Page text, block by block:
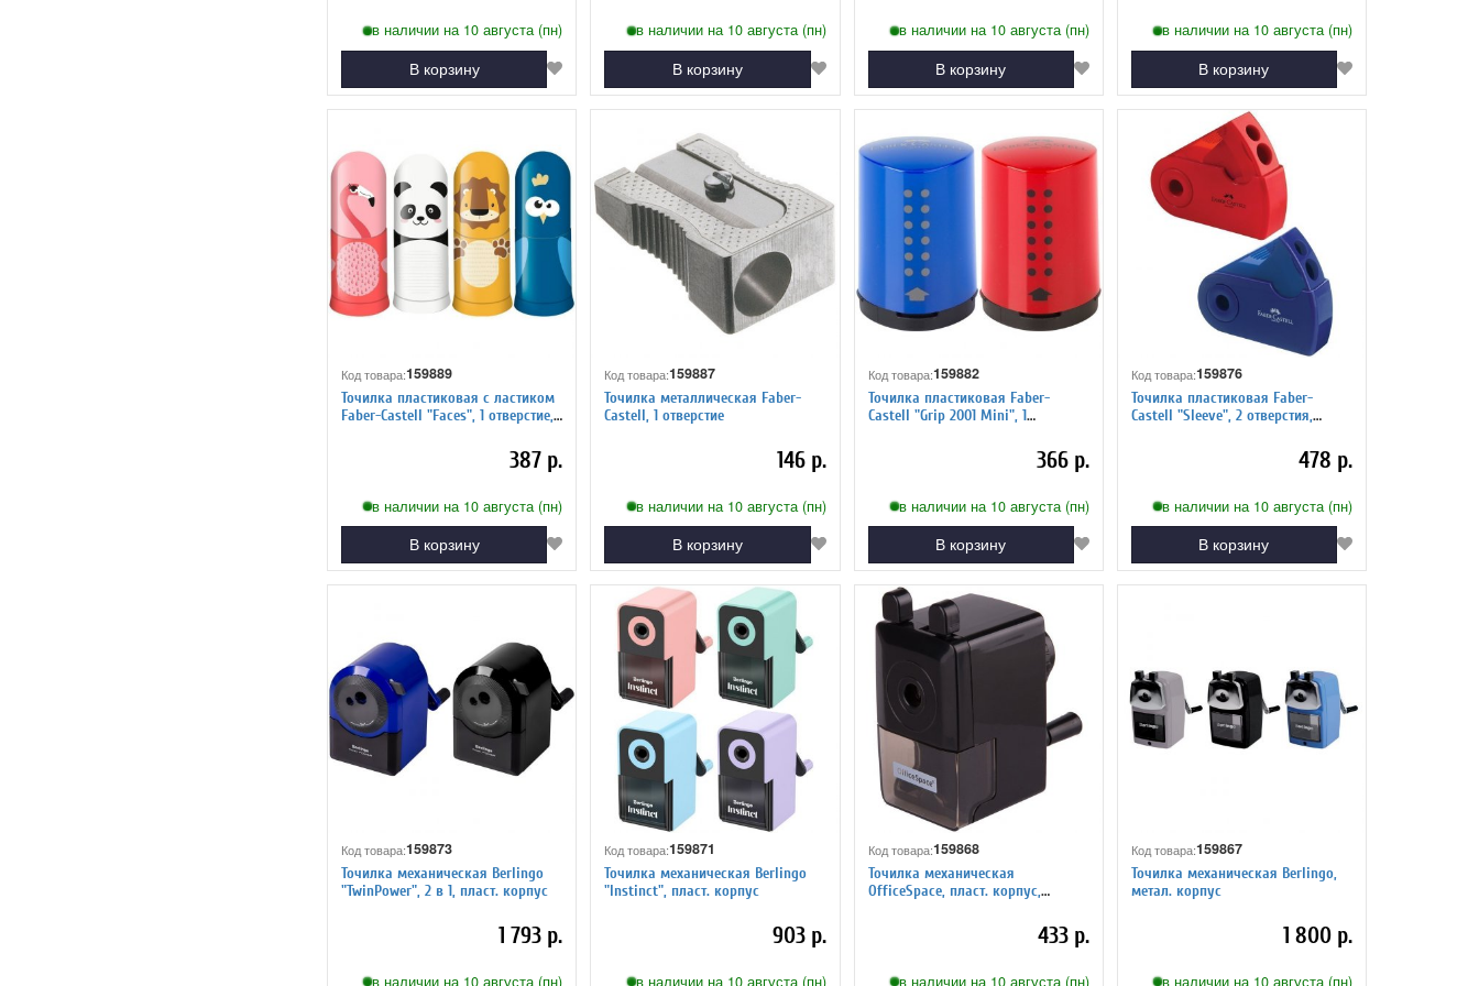
в наличии на 10 августа (пн)
В корзину
в наличии на 10 августа (пн)
В корзину
в наличии на 10 августа (пн)
В корзину
в наличии на 10 августа (пн)
В корзину
Код товара:159889
Точилка пластиковая с ластиком
Faber-Castell "Faces", 1 отверстие,
387 р.
в наличии на 10 августа (пн)
В корзину
Код товара:159887
Точилка металлическая Faber-
Castell, 1 отверстие
146 р.
в наличии на 10 августа (пн)
В корзину
Код товара:159882
Точилка пластиковая Faber-
Castell "Grip 2001 Mini", 1
366 р.
в наличии на 10 августа (пн)
В корзину
Код товара:159876
Точилка пластиковая Faber-
Castell "Sleeve", 2 отверстия,
478 р.
в наличии на 10 августа (пн)
В корзину
Код товара:159873
Точилка механическая Berlingo
"TwinPower", 2 в 1, пласт. корпус
1 793 р.
в наличии на 10 августа (пн)
Код товара:159871
Точилка механическая Berlingo
"Instinct", пласт. корпус
903 р.
в наличии на 10 августа (пн)
Код товара:159868
Точилка механическая
OfficeSpace, пласт. корпус,
433 р.
в наличии на 10 августа (пн)
Код товара:159867
Точилка механическая Berlingo,
метал. корпус
1 800 р.
в наличии на 10 августа (пн)